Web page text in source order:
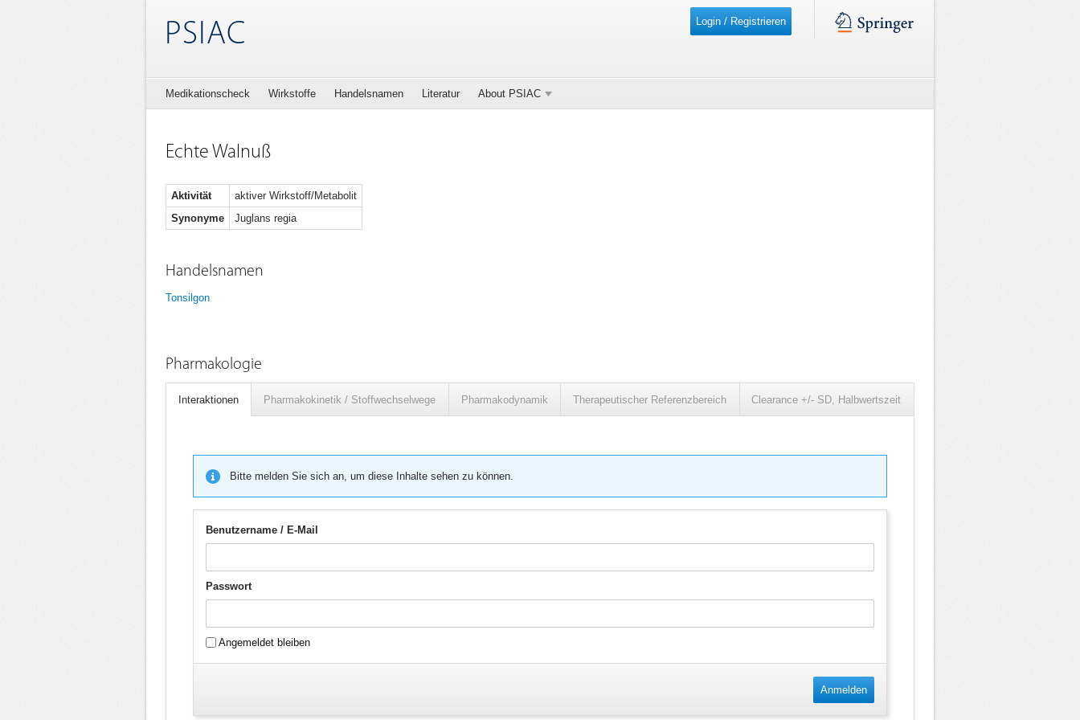
PSIAC
Medikationscheck Wirkstoffe Handelsnamen Literatur About PSIAC
Login / Registrieren
Echte Walnuß
Aktivität
aktiver Wirkstoff/Metabolit
Synonyme
Juglans regia
Handelsnamen
Tonsilgon
Pharmakologie
Interaktionen Pharmakokinetik / Stoffwechselwege Pharmakodynamik Therapeutischer Referenzbereich Clearance +/- SD, Halbwertszeit
Bitte melden Sie sich an, um diese Inhalte sehen zu können.
Benutzername / E-Mail
Passwort
Angemeldet bleiben
Anmelden